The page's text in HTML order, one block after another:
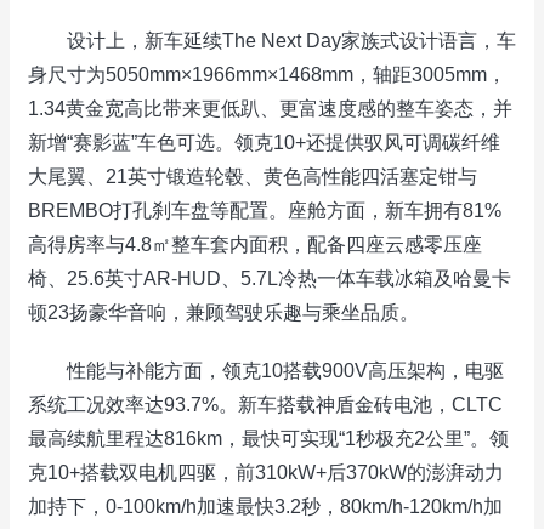
设计上，新车延续The Next Day家族式设计语言，车
身尺寸为5050mm×1966mm×1468mm，轴距3005mm，
1.34黄金宽高比带来更低趴、更富速度感的整车姿态，并
新增“赛影蓝”车色可选。领克10+还提供驭风可调碳纤维
大尾翼、21英寸锻造轮毂、黄色高性能四活塞定钳与
BREMBO打孔刹车盘等配置。座舱方面，新车拥有81%
高得房率与4.8㎡整车套内面积，配备四座云感零压座
椅、25.6英寸AR-HUD、5.7L冷热一体车载冰箱及哈曼卡
顿23扬豪华音响，兼顾驾驶乐趣与乘坐品质。
性能与补能方面，领克10搭载900V高压架构，电驱
系统工况效率达93.7%。新车搭载神盾金砖电池，CLTC
最高续航里程达816km，最快可实现“1秒极充2公里”。领
克10+搭载双电机四驱，前310kW+后370kW的澎湃动力
加持下，0-100km/h加速最快3.2秒，80km/h-120km/h加